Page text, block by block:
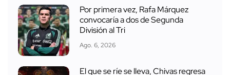
Por primera vez, Rafa Márquez
convocaría a dos de Segunda
División al Tri
Ago. 6, 2026
El que se ríe se lleva, Chivas regresa